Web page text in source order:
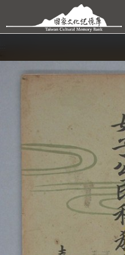
跳到主要內容區塊